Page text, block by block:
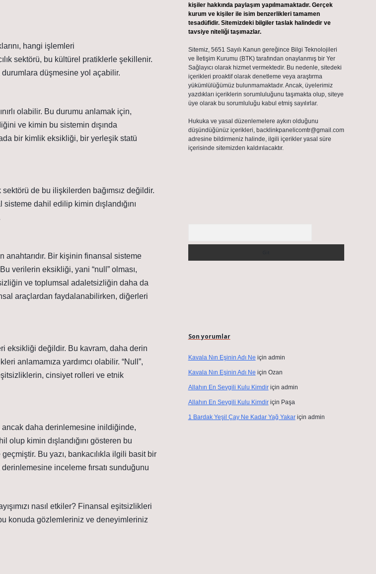
hangi işlemleri
sektörü, bu kültürel pratiklerle şekillenir.
durumlara düşmesine yol açabilir.
olabilir. Bu durumu anlamak için,
ve kimin bu sistemin dışında
bir kimlik eksikliği, bir yerleşik statü
de bu ilişkilerden bağımsız değildir.
dahil edilip kimin dışlandığını
anahtarıdır. Bir kişinin finansal sisteme
verilerin eksikliği, yani “null” olması,
ve toplumsal adaletsizliğin daha da
araçlardan faydalanabilirken, diğerleri
eksikliği değildir. Bu kavram, daha derin
anlamamıza yardımcı olabilir. “Null”,
cinsiyet rolleri ve etnik
ancak daha derinlemesine inildiğinde,
olup kimin dışlandığını gösteren bu
Bu yazı, bankacılıkla ilgili basit bir
inceleme fırsatı sunduğunu
nasıl etkiler? Finansal eşitsizlikleri
konuda gözlemleriniz ve deneyimleriniz
kişiler hakkında paylaşım yapılmamaktadır. Gerçek
kurum ve kişiler ile isim benzerlikleri tamamen
tesadüfidir. Sitemizdeki bilgiler taslak halindedir ve
tavsiye niteliği taşımazlar.
Sitemiz, 5651 Sayılı Kanun gereğince Bilgi Teknolojileri
ve İletişim Kurumu (BTK) tarafından onaylanmış bir Yer
Sağlayıcı olarak hizmet vermektedir. Bu nedenle, sitedeki
içerikleri proaktif olarak denetleme veya araştırma
yükümlülüğümüz bulunmamaktadır. Ancak, üyelerimiz
yazdıkları içeriklerin sorumluluğunu taşımakta olup, siteye
üye olarak bu sorumluluğu kabul etmiş sayılırlar.
Hukuka ve yasal düzenlemelere aykırı olduğunu
düşündüğünüz içerikleri, backlinkpanelicomtr@gmail.com
adresine bildirmeniz halinde, ilgili içerikler yasal süre
içerisinde sitemizden kaldırılacaktır.
Son yorumlar
Kavala Nın Eşinin Adı Ne için admin
Kavala Nın Eşinin Adı Ne için Ozan
Allahın En Sevgili Kulu Kimdiriçin admin
Allahın En Sevgili Kulu Kimdiriçin Paşa
1 Bardak Yeşil Çay Ne Kadar Yağ Yakariçin admin